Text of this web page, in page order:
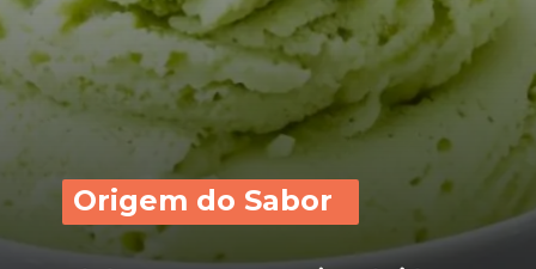
Origem do Sabor